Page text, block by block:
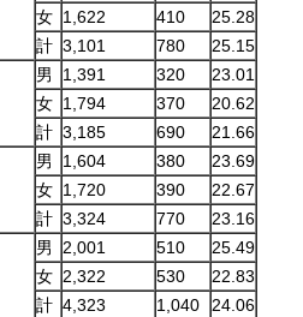
女 1,622 410
25.28
計 3,101 780 25.15
男 1,391 320
23.01
女 1,794 370
20.62
計 3,185 690 21.66
男 1,604 380
23.69
女 1,720 390
22.67
計 3,324 770 23.16
男 2,001 510
25.49
女 2,322 530
22.83
計 4,323 1,040 24.06